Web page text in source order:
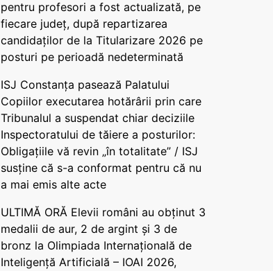
pentru profesori a fost actualizată, pe
fiecare județ, după repartizarea
candidaților de la Titularizare 2026 pe
posturi pe perioadă nedeterminată
ISJ Constanța pasează Palatului
Copiilor executarea hotărârii prin care
Tribunalul a suspendat chiar deciziile
Inspectoratului de tăiere a posturilor:
Obligațiile vă revin „în totalitate” / ISJ
susține că s-a conformat pentru că nu
a mai emis alte acte
ULTIMĂ ORĂ Elevii români au obținut 3
medalii de aur, 2 de argint și 3 de
bronz la Olimpiada Internațională de
Inteligență Artificială – IOAI 2026,